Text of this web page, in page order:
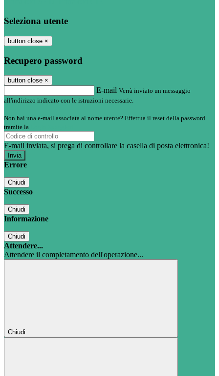
Seleziona utente
button close ×
Recupero password
button close ×
E-mail Verrà inviato un messaggio
all'indirizzo indicato con le istruzioni necessarie.
Non hai una e-mail associata al nome utente? Effettua il reset della password
tramite la
E-mail inviata, si prega di controllare la casella di posta elettronica!
Errore
Chiudi
Successo
Chiudi
Informazione
Chiudi
Attendere...
Attendere il completamento dell'operazione...
Chiudi